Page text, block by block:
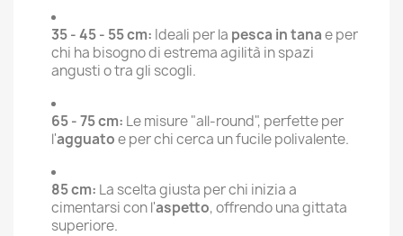
35 - 45 - 55 cm: Ideali per la pesca in tanae per
chi ha bisogno di estrema agilità in spazi
angusti o tra gli scogli.
65 - 75 cm: Le misure "all-round", perfette per
l'agguatoe per chi cerca un fucile polivalente.
85 cm: La scelta giusta per chi inizia a
cimentarsi con l'aspetto, offrendo una gittata
superiore.